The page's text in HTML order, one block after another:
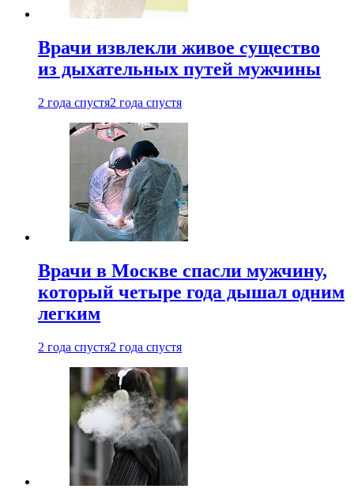
Врачи извлекли живое существо
из дыхательных путей мужчины
2 года спустя2 года спустя
Врачи в Москве спасли мужчину,
который четыре года дышал одним
легким
2 года спустя2 года спустя